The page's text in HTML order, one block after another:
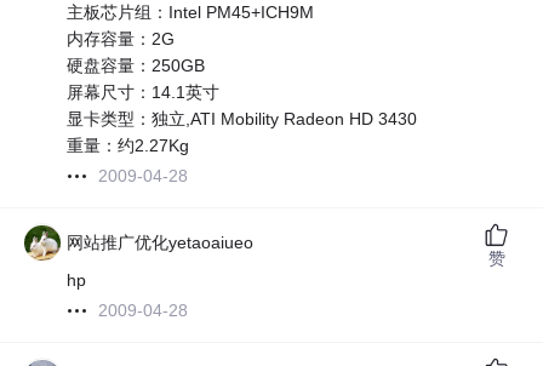
主板芯片组：Intel PM45+ICH9M
内存容量：2G
硬盘容量：250GB
屏幕尺寸：14.1英寸
显卡类型：独立,ATI Mobility Radeon HD 3430
重量：约2.27Kg
2009-04-28
网站推广优化yetaoaiueo
hp
2009-04-28
赞